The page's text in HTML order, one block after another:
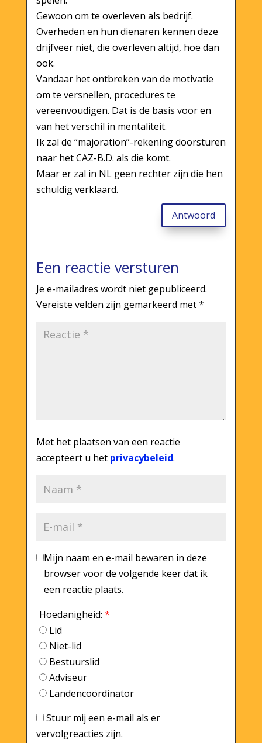
Gewoon om te overleven als bedrijf.
Overheden en hun dienaren kennen deze
drijfveer niet, die overleven altijd, hoe dan
ook.
Vandaar het ontbreken van de motivatie
om te versnellen, procedures te
vereenvoudigen. Dat is de basis voor en
van het verschil in mentaliteit.
Ik zal de “majoration”-rekening doorsturen
naar het CAZ-B.D. als die komt.
Maar er zal in NL geen rechter zijn die hen
schuldig verklaard.
Antwoord
Een reactie versturen
Je e-mailadres wordt niet gepubliceerd.
Vereiste velden zijn gemarkeerd met*
Met het plaatsen van een reactie
accepteert u het privacybeleid.
Mijn naam en e-mail bewaren in deze
browser voor de volgende keer dat ik
een reactie plaats.
Hoedanigheid: *
Lid
Niet-lid
Bestuurslid
Adviseur
Landencoördinator
Stuur mij een e-mail als er
vervolgreacties zijn.